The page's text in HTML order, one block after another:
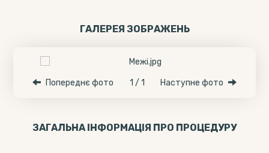
ГАЛЕРЕЯ ЗОБРАЖЕНЬ
Попереднє фото 1 / 1 Наступне фото
ЗАГАЛЬНА ІНФОРМАЦІЯ ПРО ПРОЦЕДУРУ